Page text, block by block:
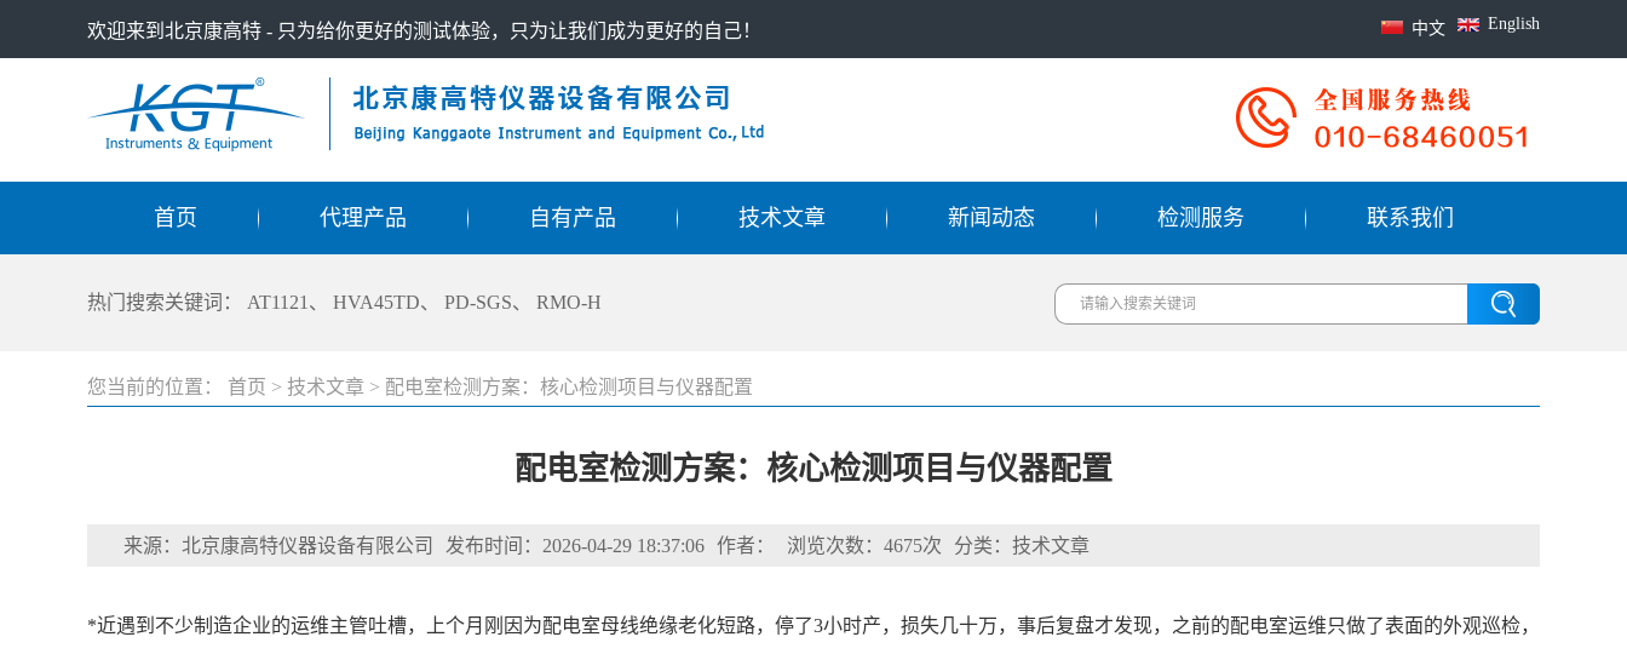
欢迎来到北京康高特 - 只为给你更好的测试体验，只为让我们成为更好的自己！ English
中文
首页 代理产品 自有产品 技术文章 新闻动态 检测服务 联系我们
热门搜索关键词： AT1121 、 HVA45TD、 PD-SGS、 RMO-H
您当前的位置： 首页 > 技术文章 > 配电室检测方案：核心检测项目与仪器配置
配电室检测方案：核心检测项目与仪器配置
来源：北京康高特仪器设备有限公司 发布时间：2026-04-29 18:37:06 作者： 浏览次数：4675次 分类：技术文章
*近遇到不少制造企业的运维主管吐槽，上个月刚因为配电室母线绝缘老化短路，停了3小时产，损失几十万，事后复盘才发现，之前的配电室运维只做了表面的外观巡检，